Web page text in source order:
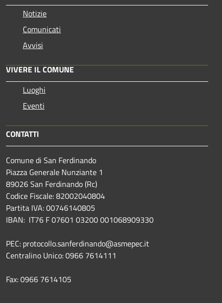
Notizie
Comunicati
Avvisi
VIVERE IL COMUNE
Luoghi
Eventi
CONTATTI
Comune di San Ferdinando
Piazza Generale Nunziante 1
89026 San Ferdinando (Rc)
Codice Fiscale: 82002040804
Partita IVA: 00746140805
IBAN: IT76 F 07601 03200 001068909330
PEC: protocollo.sanferdinando@asmepec.it
Centralino Unico: 0966 7614111
Fax: 0966 7614105